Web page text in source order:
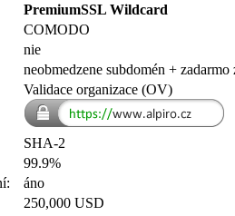
PremiumSSL Wildcard
COMODO
nie
neobmedzene subdomén + zadarmo
Validace organizace (OV)
SHA-2
99.9%
áno
250,000 USD